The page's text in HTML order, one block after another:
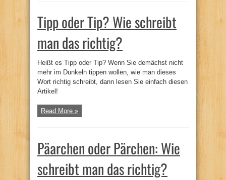
Tipp oder Tip? Wie schreibt
man das richtig?
Heißt es Tipp oder Tip? Wenn Sie demächst nicht
mehr im Dunkeln tippen wollen, wie man dieses
Wort richtig schreibt, dann lesen Sie einfach diesen
Artikel!
Read More »
Päarchen oder Pärchen: Wie
schreibt man das richtig?